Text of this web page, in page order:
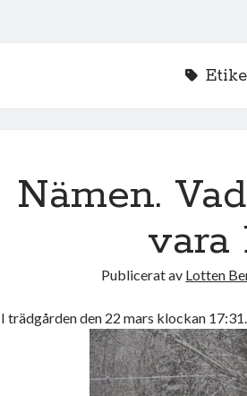
Nämen.
vara
Publicerat av Lotten
I trädgården den 22 mars klockan 17:31.